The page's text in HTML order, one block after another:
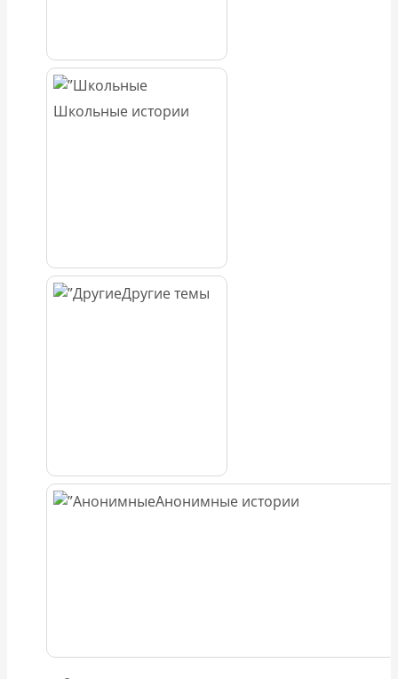
Школьные истории
Другие темы
Анонимные истории